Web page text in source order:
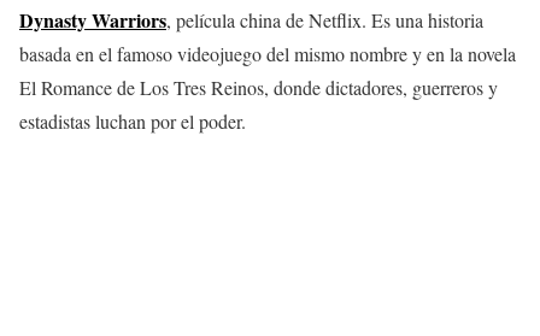
Dynasty Warriors, película china de Netflix. Es una historia
basada en el famoso videojuego del mismo nombre y en la novela
El Romance de Los Tres Reinos, donde dictadores, guerreros y
estadistas luchan por el poder.